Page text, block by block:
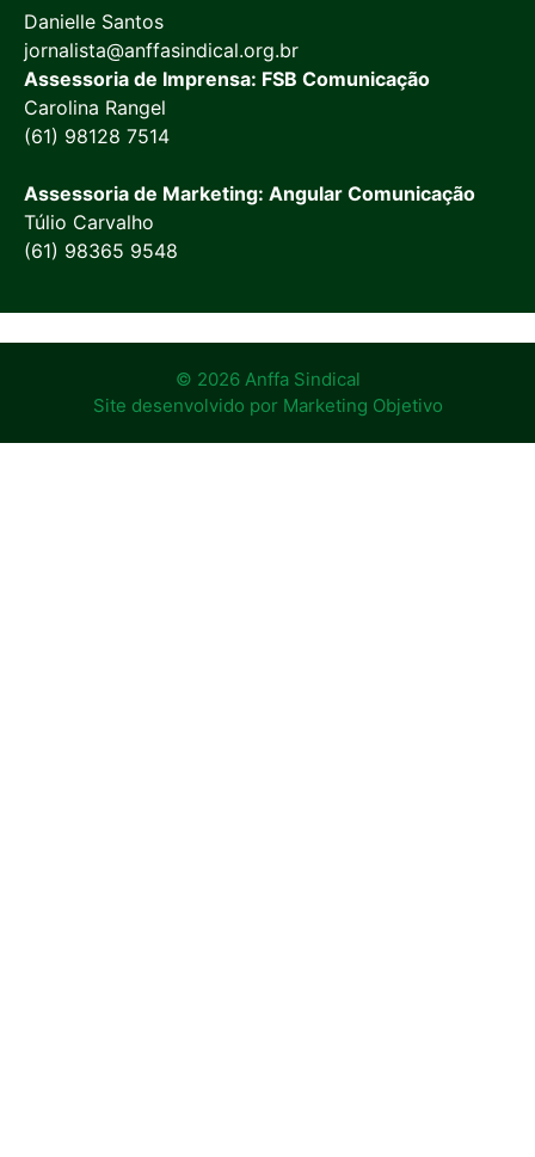
Danielle Santos
jornalista@anffasindical.org.br
Assessoria de Imprensa: FSB Comunicação
Carolina Rangel
(61) 98128 7514
Assessoria de Marketing: Angular Comunicação
Túlio Carvalho
(61) 98365 9548
© 2026 Anffa Sindical
Site desenvolvido por Marketing Objetivo